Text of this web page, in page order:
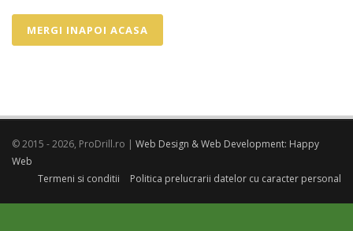
MERGI INAPOI ACASA
© 2015 - 2026, ProDrill.ro | Web Design & Web Development: Happy
Web
Termeni si conditii
Politica prelucrarii datelor cu caracter personal